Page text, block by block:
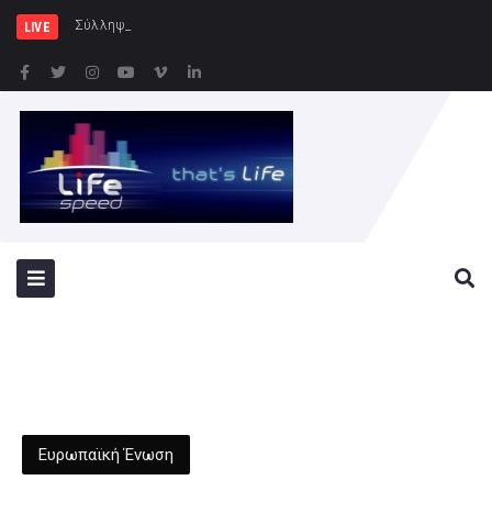
LIVE Σύλληψη 46χρονης για παράβαση
Ευρωπαϊκή Ένωση